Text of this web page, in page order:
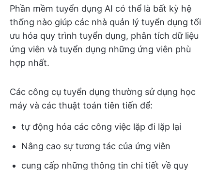
Phần mềm tuyển dụng AI có thể là bất kỳ hệ
thống nào giúp các nhà quản lý tuyển dụng tối
ưu hóa quy trình tuyển dụng, phân tích dữ liệu
ứng viên và tuyển dụng những ứng viên phù
hợp nhất.
Các công cụ tuyển dụng thường sử dụng học
máy và các thuật toán tiên tiến để:
tự động hóa các công việc lặp đi lặp lại
Nâng cao sự tương tác của ứng viên
cung cấp những thông tin chi tiết về quy